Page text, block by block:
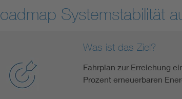
Systemstabilität
Was ist das Ziel?
Fahrplan zur Erreichung
Prozent erneuerbaren